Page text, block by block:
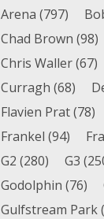
Arena (797)
Chad Brown (98)
Chris Waller(67)
Curragh (68)
Flavien Prat(78)
Frankel (94)
G2 (280) G3
Godolphin (76)
Gulfstream Park